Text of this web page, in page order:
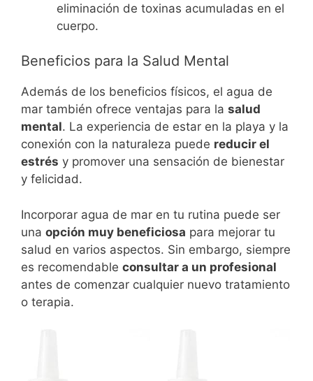
eliminación de toxinas acumuladas en el
cuerpo.
Beneficios para la Salud Mental
Además de los beneficios físicos, el agua de
mar también ofrece ventajas para la salud
mental. La experiencia de estar en la playa y la
conexión con la naturaleza puede reducir el
estrés y promover una sensación de bienestar
y felicidad.
Incorporar agua de mar en tu rutina puede ser
una opción muy beneficiosa para mejorar tu
salud en varios aspectos. Sin embargo, siempre
es recomendable consultar a un profesional
antes de comenzar cualquier nuevo tratamiento
o terapia.